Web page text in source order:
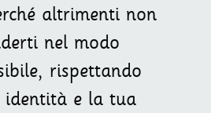
altrimenti non
nel modo
rispettando
identità e la tua